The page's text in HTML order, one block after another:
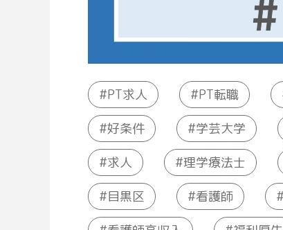
PT求人 PT転職
好条件 学芸大学
求人 理学療法士
目黒区 看護師